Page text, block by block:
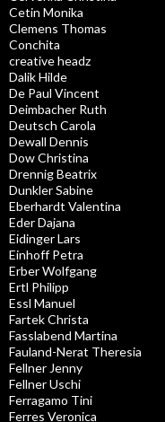
Cetin Monika
Clemens Thomas
Conchita
creative headz
Dalik Hilde
De Paul Vincent
Deimbacher Ruth
Deutsch Carola
Dewall Dennis
Dow Christina
Drennig Beatrix
Dunkler Sabine
Eberhardt Valentina
Eder Dajana
Eidinger Lars
Einhoff Petra
Erber Wolfgang
Ertl Philipp
Essl Manuel
Fartek Christa
Fasslabend Martina
Fauland-Nerat Theresia
Fellner Jenny
Fellner Uschi
Ferragamo Tini
Ferres Veronica